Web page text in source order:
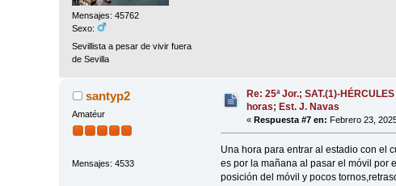
Mensajes: 45762
Sexo:
Sevillista a pesar de vivir fuera
de Sevilla
santyp2
Amatéur
Mensajes: 4533
Re: 25ª Jor.; SAT.(1)-
horas; Est. J. Navas
«Respuesta #7 en: Febrero 23,
Una hora para entrar al estadio con el
es por la mañana al pasar el móvil por
posición del móvil y pocos